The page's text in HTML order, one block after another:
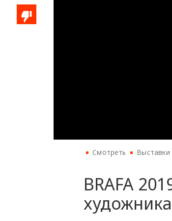
Смотреть Выставки
BRAFA